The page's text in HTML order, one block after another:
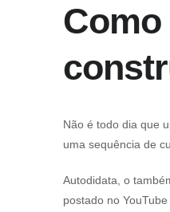
Não é todo dia que
uma sequência de
Autodidata, o
postado no